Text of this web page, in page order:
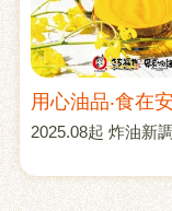
用心油品‧食在
2025.08起 炸油新